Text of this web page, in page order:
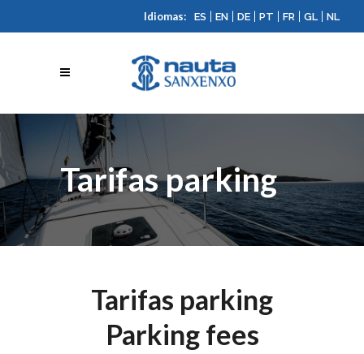
Idiomas: ES EN DE PT FR GL NL
Tarifas parking
Tarifas parking
Parking fees